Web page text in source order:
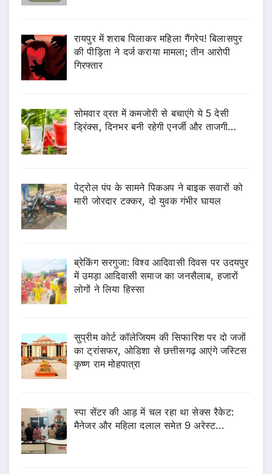
रायपुर में शराब पिलाकर महिला गैंगरेप! बिलासपुर
की पीड़िता ने दर्ज कराया मामला; तीन आरोपी
गिरफ्तार
सोमवार व्रत में कमजोरी से बचाएंगे ये 5 देसी
ड्रिंक्स, दिनभर बनी रहेगी एनर्जी और ताजगी…
पेट्रोल पंप के सामने पिकअप ने बाइक सवारों को
मारी जोरदार टक्कर, दो युवक गंभीर घायल
ब्रेकिंग सरगुजा: विश्व आदिवासी दिवस पर उदयपुर
में उमड़ा आदिवासी समाज का जनसैलाब, हजारों
लोगों ने लिया हिस्सा
सुप्रीम कोर्ट कॉलेजियम की सिफारिश पर दो जजों
का ट्रांसफर, ओडिशा से छत्तीसगढ़ आएंगे जस्टिस
कृष्ण राम मोहपात्रा
स्पा सेंटर की आड़ में चल रहा था सेक्स रैकेट:
मैनेजर और महिला दलाल समेत 9 अरेस्ट…